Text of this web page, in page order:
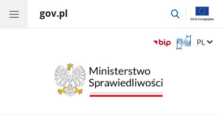
gov.pl
przejdź
Otwórz
okno
Zmień
PL